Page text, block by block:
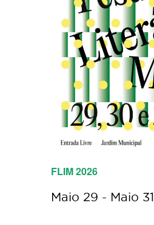
FLIM 2026
Maio 29 - Maio 31